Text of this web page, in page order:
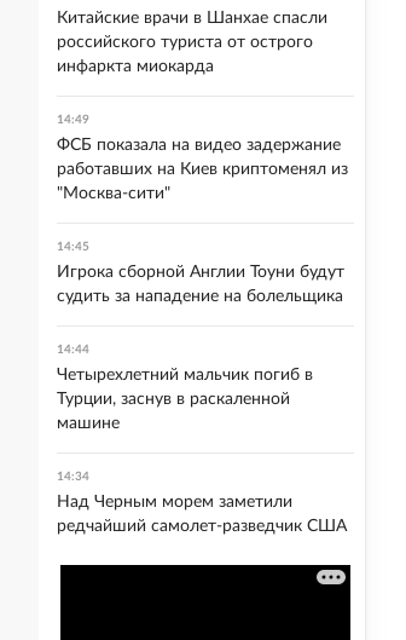
Китайские врачи в Шанхае спасли
российского туриста от острого
инфаркта миокарда
14:49
ФСБ показала на видео задержание
работавших на Киев криптоменял из
"Москва-сити"
14:45
Игрока сборной Англии Тоуни будут
судить за нападение на болельщика
14:44
Четырехлетний мальчик погиб в
Турции, заснув в раскаленной
машине
14:34
Над Черным морем заметили
редчайший самолет-разведчик США